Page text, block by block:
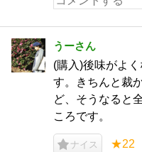
うーさん
(購入)後味がよ
す。きちんと裁
ど、そうなると
ころです。
ナイス ★22